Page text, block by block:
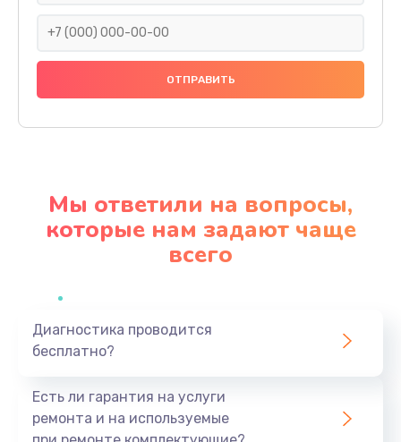
Замена праймера
1000 руб.
Заказать
Профилактическая чистка
Заказать
Мы ответили на вопросы,
которые нам задают чаще
всего
Диагностика проводится
бесплатно?
Есть ли гарантия на услуги
ремонта и на используемые